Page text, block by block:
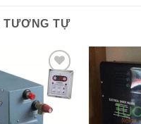
TƯƠNG TỰ
Add to
wishlist